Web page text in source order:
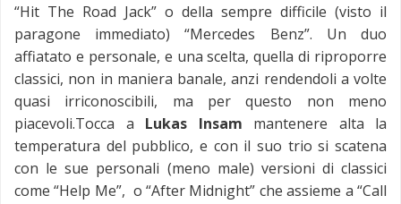
“Hit The Road Jack” o della sempre difficile (visto il
paragone immediato) “Mercedes Benz”. Un duo
affiatato e personale, e una scelta, quella di riproporre
classici, non in maniera banale, anzi rendendoli a volte
quasi irriconoscibili, ma per questo non meno
piacevoli.Tocca a Lukas Insam mantenere alta la
temperatura del pubblico, e con il suo trio si scatena
con le sue personali (meno male) versioni di classici
come “Help Me”, o “After Midnight” che assieme a “Call